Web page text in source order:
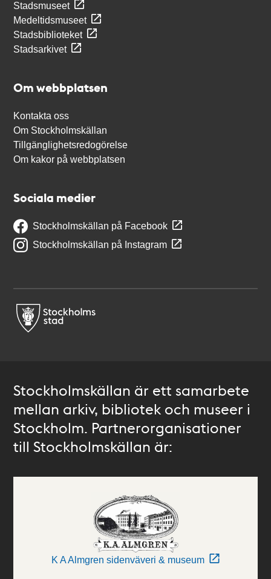
Stadsmuseet
Medeltidsmuseet
Stadsbiblioteket
Stadsarkivet
Om webbplatsen
Kontakta oss
Om Stockholmskällan
Tillgänglighetsredogörelse
Om kakor på webbplatsen
Sociala medier
Stockholmskällan på Facebook
Stockholmskällan på Instagram
Stockholmskällan är ett samarbete
mellan arkiv, bibliotek och museer i
Stockholm. Partnerorganisationer
till Stockholmskällan är:
K A Almgren sidenväveri & museum